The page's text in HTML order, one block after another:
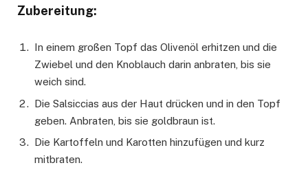
Zubereitung:
In einem großen Topf das Olivenöl erhitzen und die
Zwiebel und den Knoblauch darin anbraten, bis sie
weich sind.
Die Salsiccias aus der Haut drücken und in den Topf
geben. Anbraten, bis sie goldbraun ist.
Die Kartoffeln und Karotten hinzufügen und kurz
mitbraten.